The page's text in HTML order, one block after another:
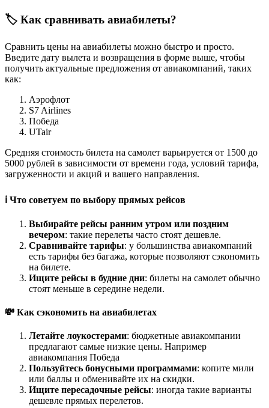
🏷️ Как сравнивать авиабилеты?
Сравнить цены на авиабилеты можно быстро и просто.
Введите дату вылета и возвращения в форме выше, чтобы
получить актуальные предложения от авиакомпаний, таких
как:
Аэрофлот
S7 Airlines
Победа
UTair
Средняя стоимость билета на самолет варьируется от 1500 до
5000 рублей в зависимости от времени года, условий тарифа,
загруженности и акций и вашего направления.
ℹ️ Что советуем по выбору прямых рейсов
Выбирайте рейсы ранним утром или поздним
вечером: такие перелеты часто стоят дешевле.
Сравнивайте тарифы: у большинства авиакомпаний
есть тарифы без багажа, которые позволяют сэкономить
на билете.
Ищите рейсы в будние дни: билеты на самолет обычно
стоят меньше в середине недели.
💸 Как сэкономить на авиабилетах
Летайте лоукостерами: бюджетные авиакомпании
предлагают самые низкие цены. Например
авиакомпания Победа
Пользуйтесь бонусными программами: копите мили
или баллы и обменивайте их на скидки.
Ищите пересадочные рейсы: иногда такие варианты
дешевле прямых перелетов.